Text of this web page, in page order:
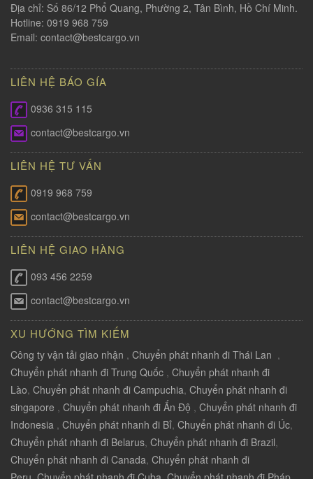
Địa chỉ: Số 86/12 Phổ Quang, Phường 2, Tân Bình, Hồ Chí Minh.
Hotline: 0919 968 759
Email: contact@bestcargo.vn
LIÊN HỆ BÁO GÍA
0936 315 115
contact@bestcargo.vn
LIÊN HỆ TƯ VẤN
0919 968 759
contact@bestcargo.vn
LIÊN HỆ GIAO HÀNG
093 456 2259
contact@bestcargo.vn
XU HƯỚNG TÌM KIẾM
Công ty vận tải giao nhận , Chuyển phát nhanh đi Thái Lan ,
Chuyển phát nhanh đi Trung Quốc , Chuyển phát nhanh đi
Lào, Chuyển phát nhanh đi Campuchia, Chuyển phát nhanh đi
singapore , Chuyển phát nhanh đi Ấn Độ , Chuyển phát nhanh đi
Indonesia , Chuyển phát nhanh đi Bỉ, Chuyển phát nhanh đi Úc,
Chuyển phát nhanh đi Belarus, Chuyển phát nhanh đi Brazil,
Chuyển phát nhanh đi Canada, Chuyển phát nhanh đi